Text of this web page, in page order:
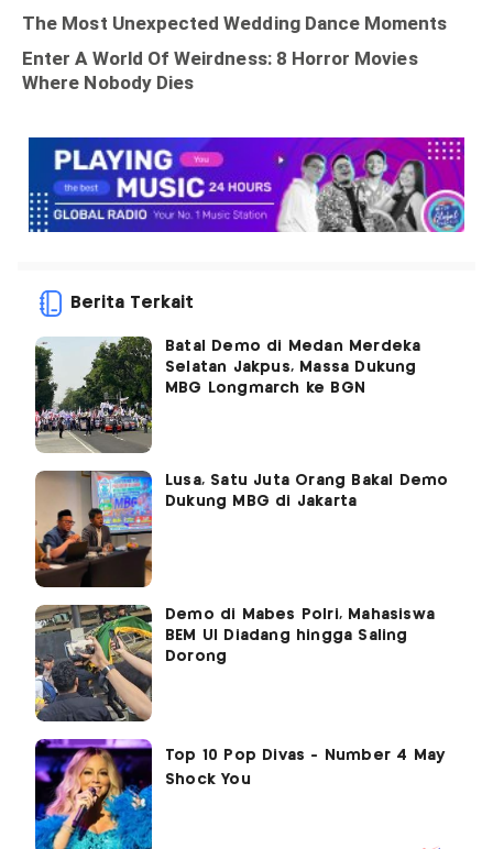
Berita Terkait
Batal Demo di Medan Merdeka
Selatan Jakpus, Massa Dukung
MBG Longmarch ke BGN
Lusa, Satu Juta Orang Bakal Demo
Dukung MBG di Jakarta
Demo di Mabes Polri, Mahasiswa
BEM UI Diadang hingga Saling
Dorong